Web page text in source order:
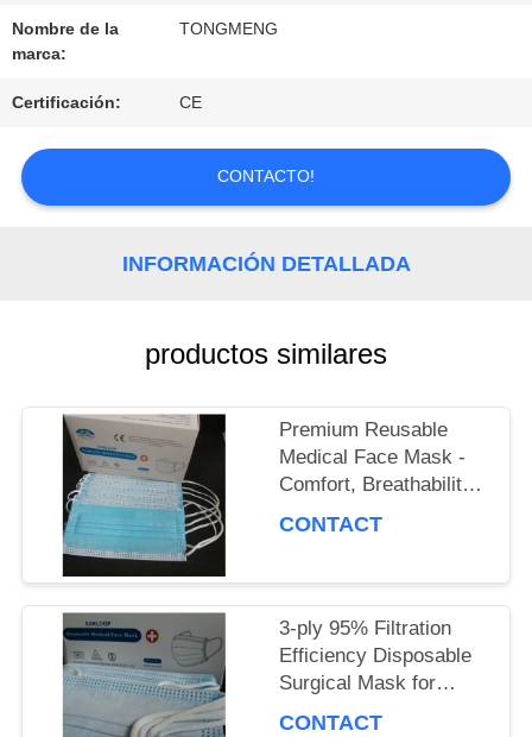
FÁBRICA
CONTROL
DE
CALIDAD
ÉNTRENOS
CONTACTO
CON
PIDA
UNA
CITA
Nombre de la
marca:
TONGMENG
Certificación: CE
CONTACTO!
INFORMACIÓN DETALLADA
productos similares
Premium Reusable
Medical Face Mask -
Comfort, Breathability
& Reusability
CONTACT
3-ply 95% Filtration
Efficiency Disposable
Surgical Mask for
Adults, Polypropylene
CONTACT